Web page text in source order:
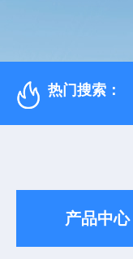
热门搜索：
产品中心